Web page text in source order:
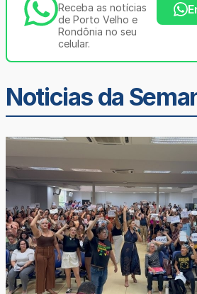
Receba as notícias
de Porto Velho e
Rondônia no seu
celular.
Noticias da